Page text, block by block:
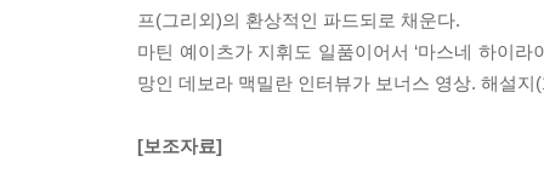
프(그리외)의 환상적인 파드되로 채운다.
마틴 예이츠가 지휘도 일품이어서 ‘마스네 하이
망인 데보라 맥밀란 인터뷰가 보너스 영상. 해설
[보조자료]